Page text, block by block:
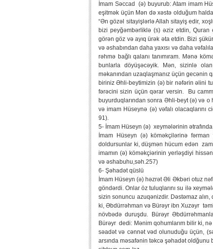
İmam Səccad (ə) buyurub: Atam imam
eşitmək üçün Mən də xəstə olduğum
“Ən gözəl sitayişlərlə Allah sitayiş edir,
bizi peyğəmbərliklə (s) əziz etdin,
görən göz və ayıq ürək əta etdin. Bizi
və əshabından daha yaxısı və daha
rəhmə bağlı qalanı tanımıram. Mənə
bunlarla döyüşəcəyik. Mən, sizinlə
məkanından uzaqlaşmanız üçün gecənin
biriniz Əhli-beytimizin (ə) bir nəfərin əlini
fərəcini sizin üçün qərar versin. Bu
buyurduqlarından sonra Əhli-beyt (ə) və o
və imam Hüseynə (ə) vəfalı
91).
5- İmam Hüseyn (ə) xeymələrinin
İmam Hüseyn (ə) köməkçilərinə
doldursunlar ki, düşmən hücum edən
imamın (ə) köməkçiərinin yerləşdiyi
və əshabuhu,səh.257)
6- Şəhadət qüslü
İmam Hüseyn (ə) həzrət Əli Əkbəri otuz
göndərdi. Onlar öz tuluqlarını su ilə
sizin sonuncu azuqənizdir. Dəstəmaz
ki, Əbdürrəhman və Bürəyr ibn Xuzəyr
növbədə duruşdu. Bürəyr
Bürəyr dedi: Mənim qohumlarım bilir ki,
səadət və cənnət vəd olunuduğu üçün,
arsında məsafənin təkcə şəhadət oldğunu